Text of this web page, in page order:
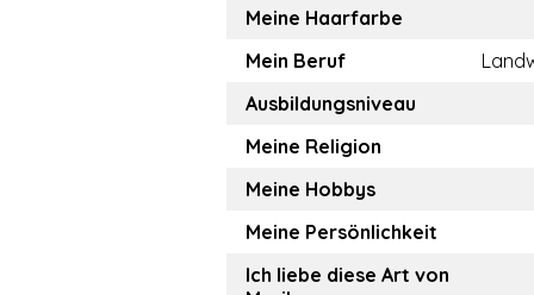
Meine Haarfarbe
Mein Beruf
Ausbildungsniveau
Meine Religion
Meine Hobbys
Meine Persönlichkeit
Ich liebe diese Art von